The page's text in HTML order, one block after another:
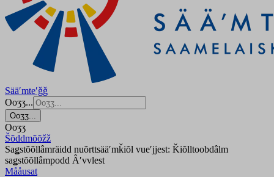
Sääʹmteʹǧǧ
Ooʒʒ...
Ooʒʒ...
Ooʒʒ
Šõddmõõžž
Saǥstõõllâmräidd nuõrttsääʹmǩiõl vueʹjjest: Ǩiõlltoobdâlm
saǥstõõllâmpodd Âʹvvlest
Mååusat